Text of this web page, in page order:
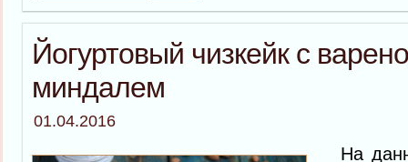
Йогуртовый чизкейк с
миндалем
01.04.2016
На